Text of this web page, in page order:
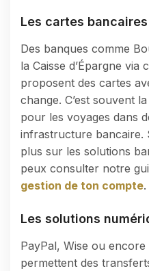
Les cartes
Des banques comme
la Caisse d’Épargne via
proposent des cartes
change. C’est souvent
pour les voyages dans
infrastructure bancaire.
plus sur les solutions
peux consulter notre
gestion de ton compte.
Les solutions
PayPal, Wise ou
permettent des